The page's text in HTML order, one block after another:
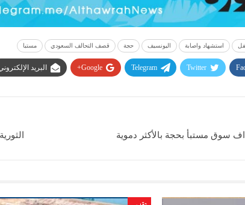
استشهاد واصابة اليونسيف حجة قصف التحالف السعودي مستبا
Twitter
Telegram
Google+ البريد
سوق مستبأ بحجة بالأكثر دموية